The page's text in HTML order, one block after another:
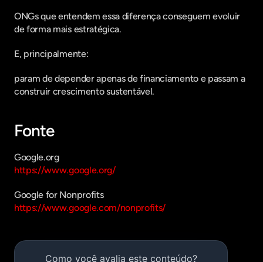
ONGs que entendem essa diferença conseguem evoluir
de forma mais estratégica.
E, principalmente:
param de depender apenas de financiamento e passam a
construir crescimento sustentável.
Fonte
Google.org
https://www.google.org/
Google for Nonprofits
https://www.google.com/nonprofits/